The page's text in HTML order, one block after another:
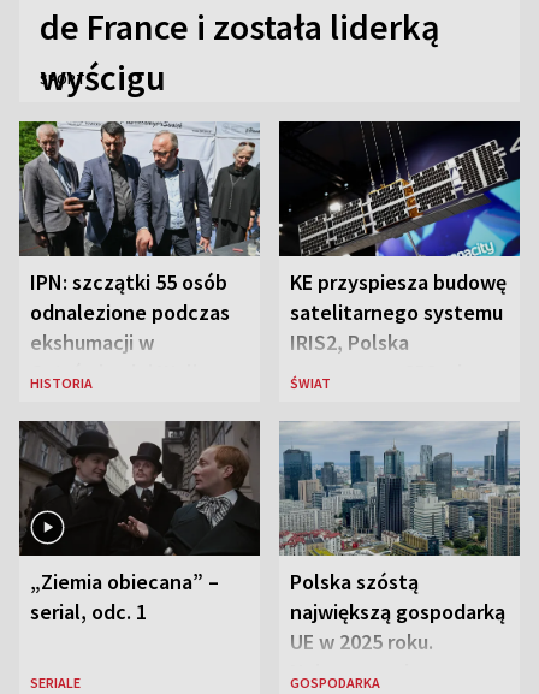
de France i została liderką
wyścigu
SPORT
IPN: szczątki 55 osób
odnalezione podczas
ekshumacji w
Ostrówkach i Woli
HISTORIA
KE przyspiesza budowę
satelitarnego systemu
IRIS2, Polska
przeznaczy 656 mln
ŚWIAT
„Ziemia obiecana” –
serial, odc. 1
SERIALE
Polska szóstą
największą gospodarką
UE w 2025 roku.
Najnowsze dane
GOSPODARKA